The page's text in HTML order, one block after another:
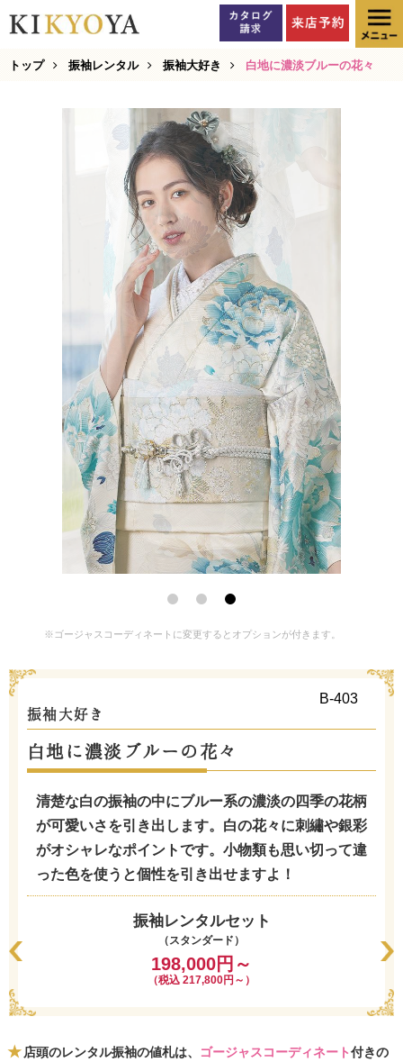
トップ 振袖レンタル 振袖大好き 白地に濃淡ブルーの花々
※ゴージャスコーディネートに変更するとオプションが付きます。
B-403
振袖大好き
白地に濃淡ブルーの花々
清楚な白の振袖の中にブルー系の濃淡の四季の花柄
が可愛いさを引き出します。白の花々に刺繡や銀彩
がオシャレなポイントです。小物類も思い切って違
った色を使うと個性を引き出せますよ！
振袖レンタルセット
（スタンダード）
198,000円～
（税込 217,800円～）
店頭のレンタル振袖の値札は、 ゴージャスコーディネート付きの